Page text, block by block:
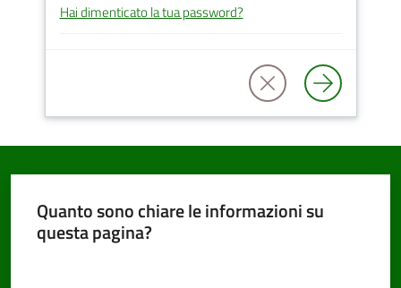
Servizi
Tutti
gli
argomenti
Hai dimenticato la tua password?
Quanto sono chiare le informazioni su
questa pagina?